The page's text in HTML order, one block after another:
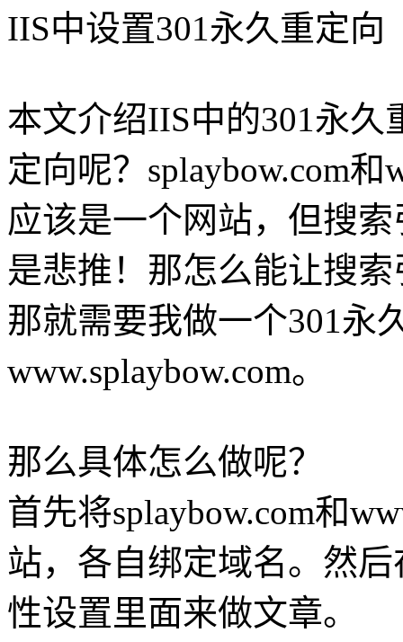
IIS中设置301永久重定向
本文介绍IIS中的301永久
定向呢？splaybow.com和
应该是一个网站，但搜
是悲推！那怎么能让搜
那就需要我做一个301永
www.splaybow.com。
那么具体怎么做呢？
首先将splaybow.com和
站，各自绑定域名。然后
性设置里面来做文章。